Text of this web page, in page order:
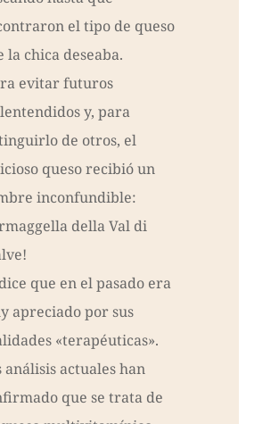
el tipo de queso
la chica deseaba.
evitar futuros
y, para
de otros, el
queso recibió un
inconfundible:
della Val di
que en el pasado era
apreciado por sus
«terapéuticas».
análisis actuales han
que se trata de